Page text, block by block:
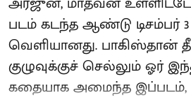
படம் கடந்த ஆண்டு டிசம்பர்
வெளியானது. பாகிஸ்தான்
குழுவுக்குச் செல்லும் ஓர்
கதையாக அமைந்த இப்படம்,